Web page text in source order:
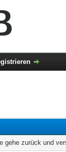
gehe zurück und